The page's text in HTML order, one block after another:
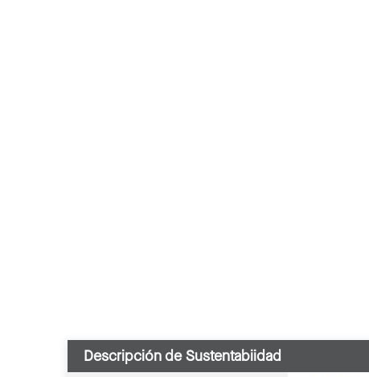
Descripción de Sustentabiidad